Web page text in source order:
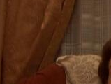
- Entrevista a
- Entrevista a
- Entrevista a Luis
- Entrevista a Ana
- Entrevista a Mª